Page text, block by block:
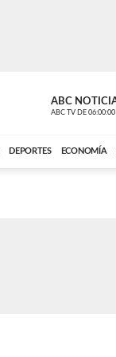
ABC
ABC TV DE 06:00:00
DEPORTES ECONOMÍA